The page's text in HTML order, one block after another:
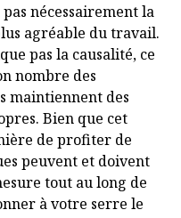
nécessairement la
agréable du travail.
pas la causalité, ce
nombre des
maintiennent des
Bien que cet
de profiter de
peuvent et doivent
tout au long de
à votre serre le